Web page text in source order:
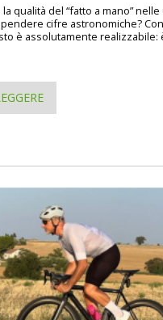
qualità del “fatto a mano” nelle
cifre astronomiche?
è assolutamente realizzabile: